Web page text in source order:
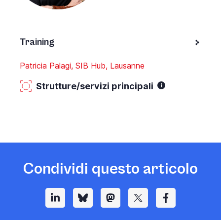
Training
Patricia Palagi, SIB Hub, Lausanne
Strutture/servizi principali
Condividi questo articolo